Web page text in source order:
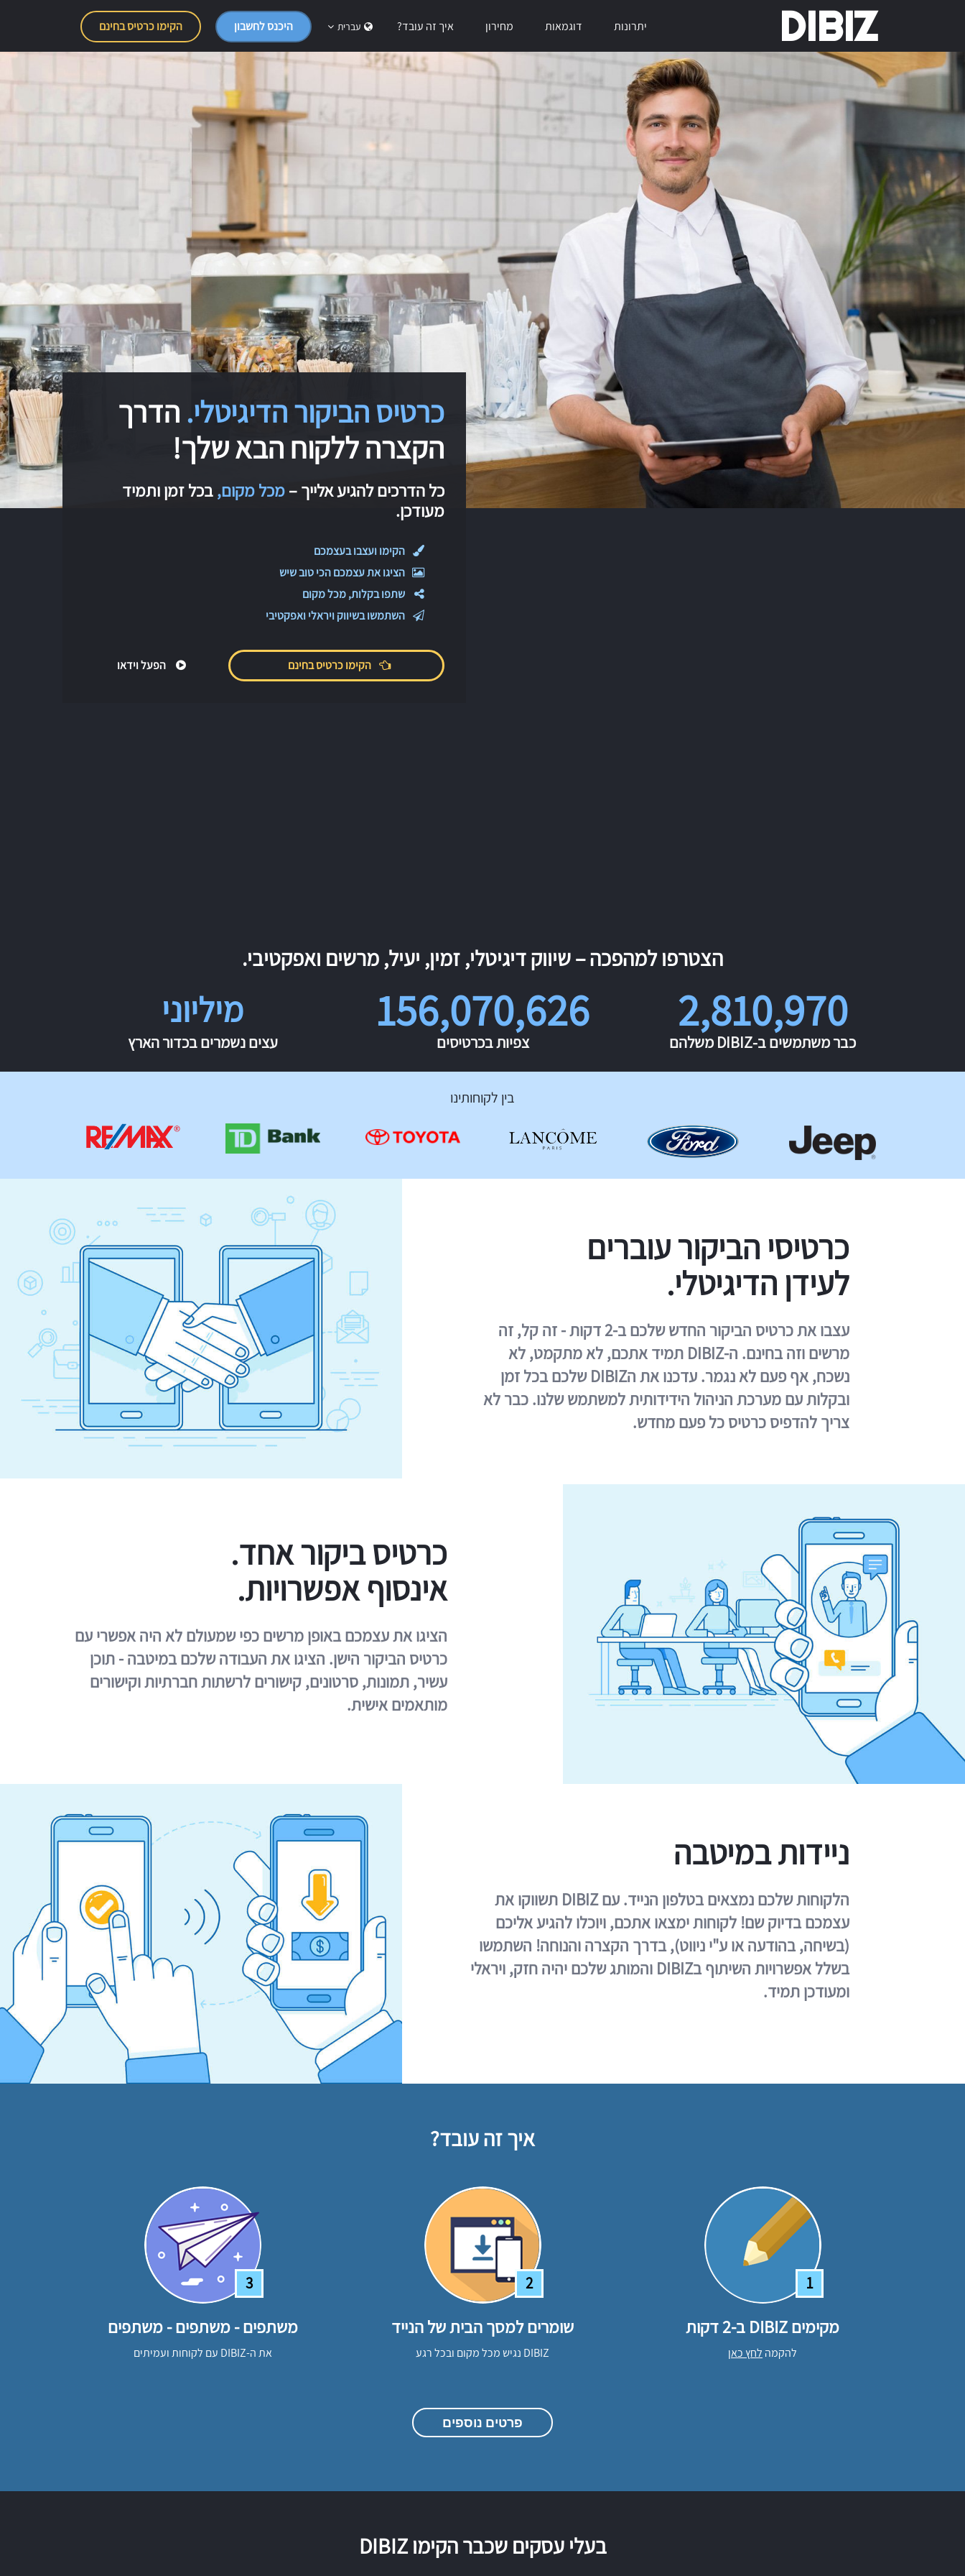
DIBIZ יתרונות דוגמאות מחירון איך זה עובד? עברית היכנס לחשבון הקימו כרטיס בחינם
כרטיס הביקור הדיגיטלי. הדרך
הקצרה ללקוח הבא שלך!
כל הדרכים להגיע אלייך –מכל מקום,בכל זמן ותמיד
מעודכן.
הקימו ועצבו בעצמכם
הציגו את עצמכם הכי טוב שיש
שתפו בקלות, מכל מקום
השתמשו בשיווק ויראלי ואפקטיבי
הקימו כרטיס בחינם הפעל וידאו
הצטרפו למהפכה – שיווק דיגיטלי, זמין, יעיל, מרשים ואפקטיבי.
2,810,970
כבר משתמשים ב-DIBIZ משלהם
156,070,626
צפיות בכרטיסים
מיליוני
עצים נשמרים בכדור הארץ
בין לקוחותינו
כרטיסי הביקור עוברים
לעידן הדיגיטלי.
עצבו את כרטיס הביקור החדש שלכם ב-2 דקות - זה קל, זה
מרשים וזה בחינם. ה-DIBIZ תמיד אתכם, לא מתקמט, לא
נשכח, אף פעם לא נגמר. עדכנו את הDIBIZ שלכם בכל זמן
ובקלות עם מערכת הניהול הידידותית למשתמש שלנו. כבר לא
צריך להדפיס כרטיס כל פעם מחדש.
כרטיס ביקור אחד.
אינסוף אפשרויות.
הציגו את עצמכם באופן מרשים כפי שמעולם לא היה אפשרי עם
כרטיס הביקור הישן. הציגו את העבודה שלכם במיטבה - תוכן
עשיר, תמונות, סרטונים, קישורים לרשתות חברתיות וקישורים
מותאמים אישית.
ניידות במיטבה
הלקוחות שלכם נמצאים בטלפון הנייד. עם DIBIZ תשווקו את
עצמכם בדיוק שם! לקוחות ימצאו אתכם, ויוכלו להגיע אליכם
(בשיחה, בהודעה או ע"י ניווט), בדרך הקצרה והנוחה! השתמשו
בשלל אפשרויות השיתוף בDIBIZ והמותג שלכם יהיה חזק, ויראלי
ומעודכן תמיד.
איך זה עובד?
1
מקימים DIBIZ ב-2 דקות
להקמה לחץ כאן
2
שומרים למסך הבית של הנייד
DIBIZ נגיש מכל מקום ובכל רגע
3
משתפים - משתפים - משתפים
את ה-DIBIZ עם לקוחות ועמיתים
פרטים נוספים
בעלי עסקים שכבר הקימו DIBIZ